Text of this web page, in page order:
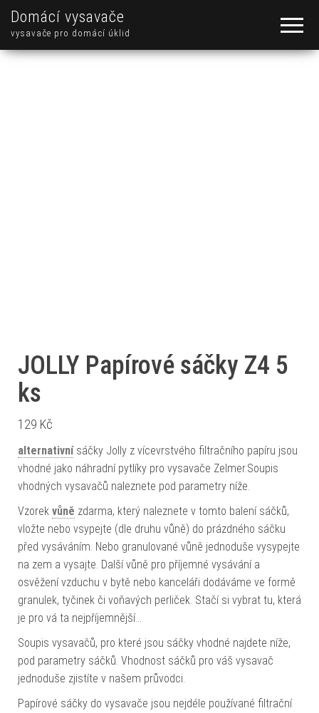
Domácí vysavače
vysavače pro domácí úklid
JOLLY Papírové sáčky Z4 5
ks
129 Kč
alternativnísáčky Jolly z vícevrstvého filtračního papíru jsou
vhodné jako náhradní pytlíky pro vysavače Zelmer.Soupis
vhodných vysavačů naleznete pod parametry níže.
Vzorek vůně zdarma, který naleznete v tomto balení sáčků,
vložte nebo vsypejte (dle druhu vůně) do prázdného sáčku
před vysáváním. Nebo granulované vůně jednoduše vysypejte
na zem a vysajte. Další vůně pro příjemné vysávání a
osvěžení vzduchu v bytě nebo kanceláři dodáváme ve formě
granulek, tyčinek či voňavých perliček. Stačí si vybrat tu, která
je pro vá ta nejpříjemnější…
Soupis vysavačů, pro které jsou sáčky vhodné najdete níže,
pod parametry sáčků. Vhodnost sáčků pro váš vysavač
jednoduše zjistíte v našem průvodci.
Papírové sáčky do vysavače jsou nejdéle používané filtrační